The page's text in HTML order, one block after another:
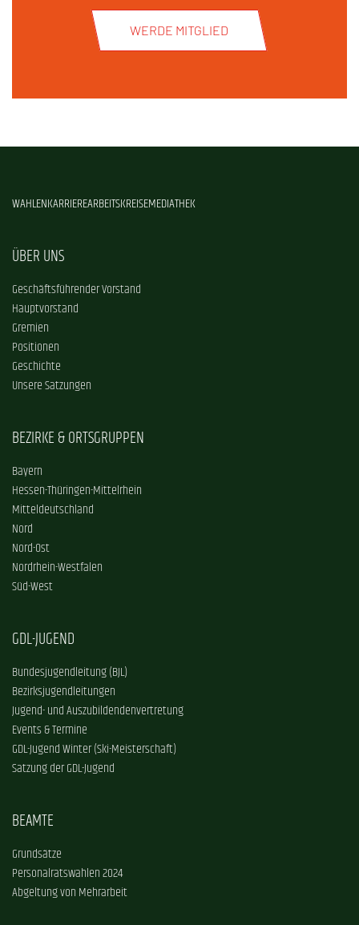
WERDE MITGLIED
WAHLENKARRIEREARBEITSKREISEMEDIATHEK
ÜBER UNS
Geschäftsführender Vorstand
Hauptvorstand
Gremien
Positionen
Geschichte
Unsere Satzungen
BEZIRKE & ORTSGRUPPEN
Bayern
Hessen-Thüringen-Mittelrhein
Mitteldeutschland
Nord
Nord-Ost
Nordrhein-Westfalen
Süd-West
GDL-JUGEND
Bundesjugendleitung (BJL)
Bezirksjugendleitungen
Jugend- und Auszubildendenvertretung
Events & Termine
GDL-Jugend Winter (Ski-Meisterschaft)
Satzung der GDL-Jugend
BEAMTE
Grundsätze
Personalratswahlen 2024
Abgeltung von Mehrarbeit